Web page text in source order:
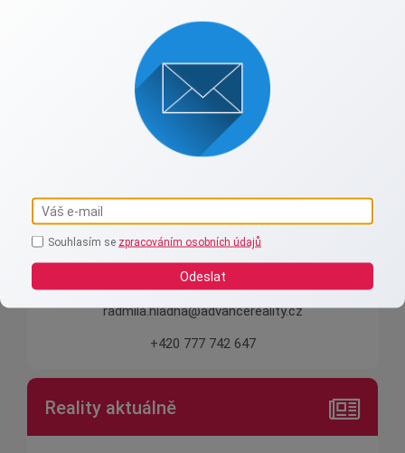
Advance reality s.r.o.
Spojení lidskosti a zkušeností.
radmila.hladna@advancereality.cz
+420 777 742 647
Reality aktuálně
Souhlasím se zpracováním osobních údajů
Odeslat